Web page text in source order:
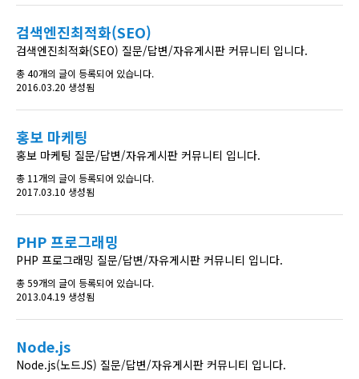
검색엔진최적화(SEO)
검색엔진최적화(SEO) 질문/답변/자유게시판 커뮤니티 입니다.
총 40개의 글이 등록되어 있습니다.
2016.03.20 생성됨
홍보 마케팅
홍보 마케팅 질문/답변/자유게시판 커뮤니티 입니다.
총 11개의 글이 등록되어 있습니다.
2017.03.10 생성됨
PHP 프로그래밍
PHP 프로그래밍 질문/답변/자유게시판 커뮤니티 입니다.
총 59개의 글이 등록되어 있습니다.
2013.04.19 생성됨
Node.js
Node.js(노드JS) 질문/답변/자유게시판 커뮤니티 입니다.